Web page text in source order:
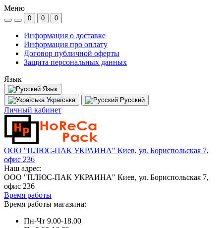
Меню
0 0 0
Информация о доставке
Информация про оплату
Договор публичной оферты
Защита персональных данных
Язык
Язык
Україська
Русский
Личный кабинет
ООО "ПЛЮС-ПАК УКРАИНА" Киев, ул. Бориспольская 7,
офис 236
Наш адрес:
ООО "ПЛЮС-ПАК УКРАИНА" Киев, ул. Бориспольская 7,
офис 236
Время работы
Время работы магазина:
Пн-Чт 9.00-18.00